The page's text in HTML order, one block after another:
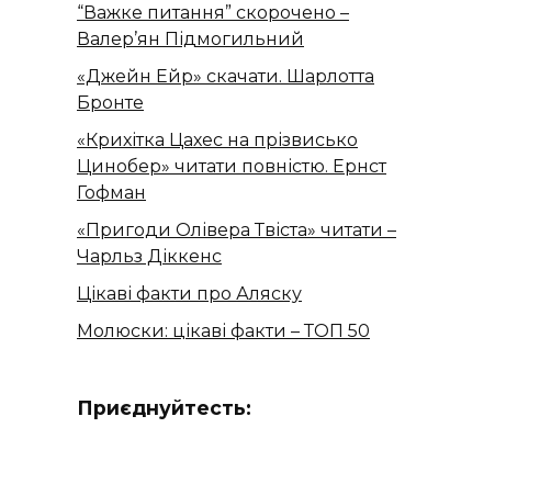
“Важке питання” скорочено –
Валер’ян Підмогильний
«Джейн Ейр» скачати. Шарлотта
Бронте
«Крихітка Цахес на прізвисько
Цинобер» читати повністю. Ернст
Гофман
«Пригоди Олівера Твіста» читати –
Чарльз Діккенс
Цікаві факти про Аляску
Молюски: цікаві факти – ТОП 50
Приєднуйтесть: